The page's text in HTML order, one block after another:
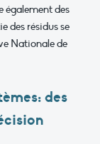
également des
des résidus se
Nationale de
des